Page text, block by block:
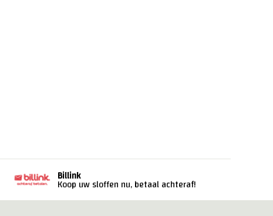
Billink
Koop uw sloffen nu, betaal achteraf!